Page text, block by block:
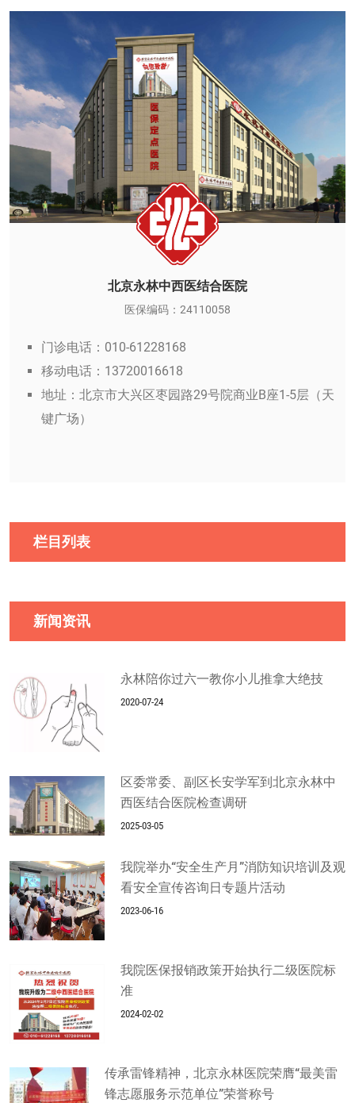
北京永林中西医结合医院
医保编码：24110058
门诊电话：010-61228168
移动电话：13720016618
地址：北京市大兴区枣园路29号院商业B座1-5层（天
键广场）
栏目列表
新闻资讯
永林陪你过六一教你小儿推拿大绝技
2020-07-24
区委常委、副区长安学军到北京永林中
西医结合医院检查调研
2025-03-05
我院举办“安全生产月”消防知识培训及观
看安全宣传咨询日专题片活动
2023-06-16
我院医保报销政策开始执行二级医院标
准
2024-02-02
传承雷锋精神，北京永林医院荣膺“最美雷
锋志愿服务示范单位”荣誉称号